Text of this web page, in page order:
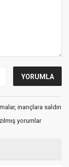
inançlara saldırı
yorumlar